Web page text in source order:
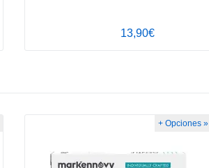
13,90€
+ Opciones »